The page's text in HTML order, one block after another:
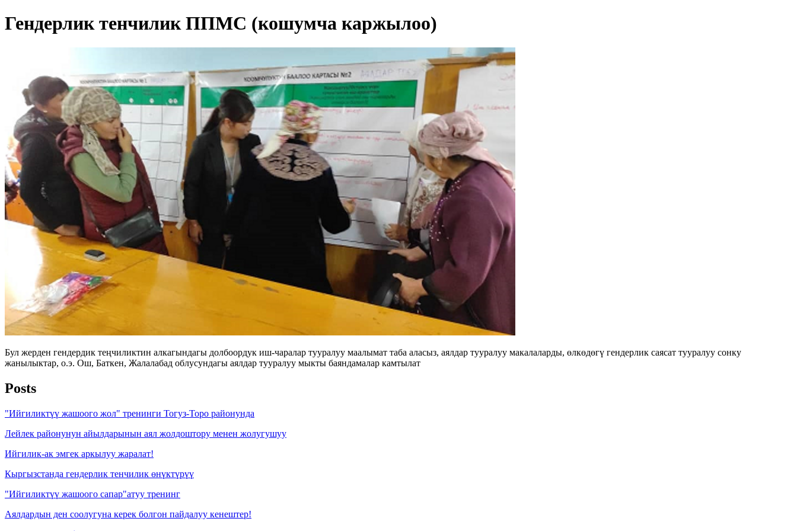
Гендерлик тенчилик ППМС (кошумча каржылоо)
Бул жерден гендердик теңчиликтин алкагындагы долбоордук иш-чаралар тууралуу маалымат таба аласыз, аялдар тууралуу макалаларды, өлкөдөгү гендерлик саясат тууралуу сонку
жанылыктар, о.э. Ош, Баткен, Жалалабад облусундагы аялдар тууралуу мыкты баяндамалар камтылат
Posts
"Ийгиликтүү жашоого жол" тренинги Тогуз-Торо районунда
Лейлек районунун айылдарынын аял жолдоштору менен жолугушуу
Ийгилик-ак эмгек аркылуу жаралат!
Кыргызстанда гендерлик тенчилик өнүктүрүү
"Ийгиликтүү жашоого сапар"атуу тренинг
Аялдардын ден соолугуна керек болгон пайдалуу кенештер!